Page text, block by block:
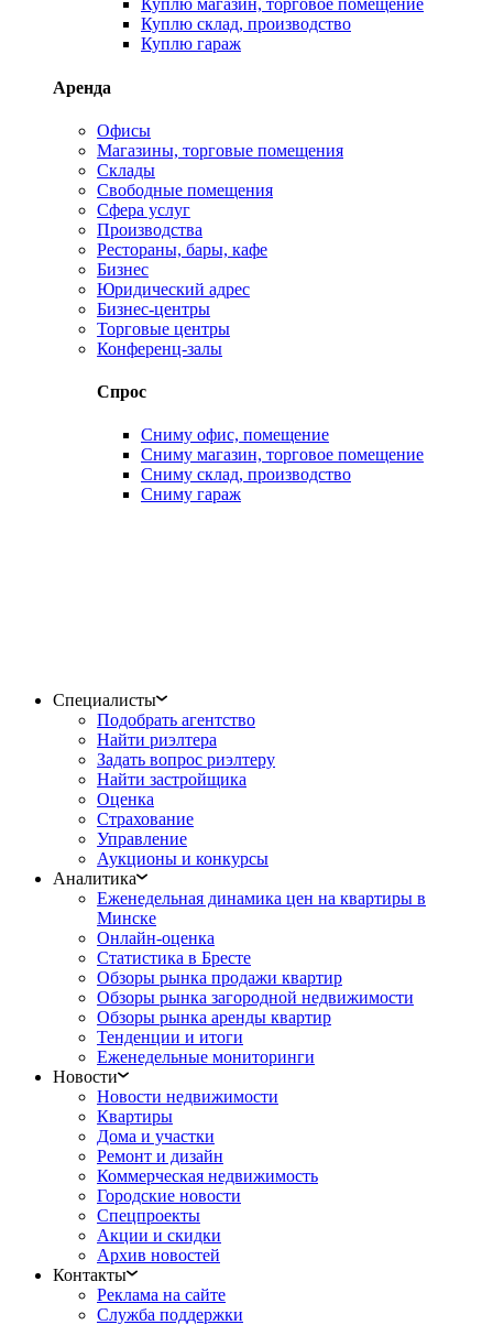
Куплю магазин, торговое помещение
Куплю склад, производство
Куплю гараж
Аренда
Офисы
Магазины, торговые помещения
Склады
Свободные помещения
Сфера услуг
Производства
Рестораны, бары, кафе
Бизнес
Юридический адрес
Бизнес-центры
Торговые центры
Конференц-залы
Спрос
Сниму офис, помещение
Сниму магазин, торговое помещение
Сниму склад, производство
Сниму гараж
Специалисты
Подобрать агентство
Найти риэлтера
Задать вопрос риэлтеру
Найти застройщика
Оценка
Страхование
Управление
Аукционы и конкурсы
Аналитика
Еженедельная динамика цен на квартиры в
Минске
Онлайн-оценка
Статистика в Бресте
Обзоры рынка продажи квартир
Обзоры рынка загородной недвижимости
Обзоры рынка аренды квартир
Тенденции и итоги
Еженедельные мониторинги
Новости
Новости недвижимости
Квартиры
Дома и участки
Ремонт и дизайн
Коммерческая недвижимость
Городские новости
Спецпроекты
Акции и скидки
Архив новостей
Контакты
Реклама на сайте
Служба поддержки